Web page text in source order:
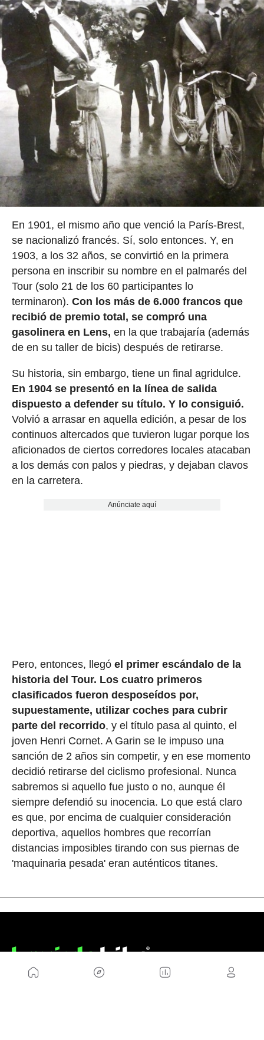
En 1901, el mismo año que venció la París-Brest,
se nacionalizó francés. Sí, solo entonces. Y, en
1903, a los 32 años, se convirtió en la primera
persona en inscribir su nombre en el palmarés del
Tour (solo 21 de los 60 participantes lo
terminaron). Con los más de 6.000 francos que
recibió de premio total, se compró una
gasolinera en Lens, en la que trabajaría (además
de en su taller de bicis) después de retirarse.
Su historia, sin embargo, tiene un final agridulce.
En 1904 se presentó en la línea de salida
dispuesto a defender su título. Y lo consiguió.
Volvió a arrasar en aquella edición, a pesar de los
continuos altercados que tuvieron lugar porque los
aficionados de ciertos corredores locales atacaban
a los demás con palos y piedras, y dejaban clavos
en la carretera.
Anúnciate aquí
Pero, entonces, llegó el primer escándalo de la
historia del Tour. Los cuatro primeros
clasificados fueron desposeídos por,
supuestamente, utilizar coches para cubrir
parte del recorrido, y el título pasa al quinto, el
joven Henri Cornet. A Garin se le impuso una
sanción de 2 años sin competir, y en ese momento
decidió retirarse del ciclismo profesional. Nunca
sabremos si aquello fue justo o no, aunque él
siempre defendió su inocencia. Lo que está claro
es que, por encima de cualquier consideración
deportiva, aquellos hombres que recorrían
distancias imposibles tirando con sus piernas de
'maquinaria pesada' eran auténticos titanes.